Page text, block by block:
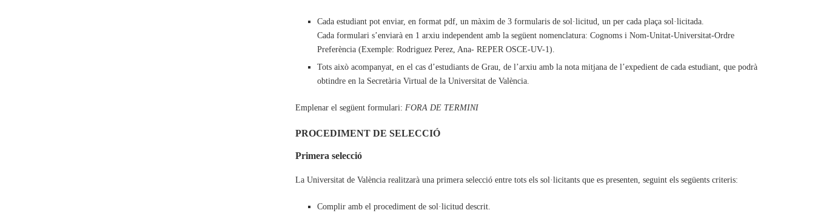
Cada estudiant pot enviar, en format pdf, un màxim de 3 formularis de sol·licitud, un per cada plaça sol·licitada.
Cada formulari s’enviarà en 1 arxiu independent amb la següent nomenclatura: Cognoms i Nom-Unitat-Universitat-Ordre
Preferència (Exemple: Rodriguez Perez, Ana- REPER OSCE-UV-1).
Tots això acompanyat, en el cas d’estudiants de Grau, de l’arxiu amb la nota mitjana de l’expedient de cada estudiant, que podrà
obtindre en la Secretària Virtual de la Universitat de València.
Emplenar el següent formulari: FORA DE TERMINI
PROCEDIMENT DE SELECCIÓ
Primera selecció
La Universitat de València realitzarà una primera selecció entre tots els sol·licitants que es presenten, seguint els següents criteris:
Complir amb el procediment de sol·licitud descrit.